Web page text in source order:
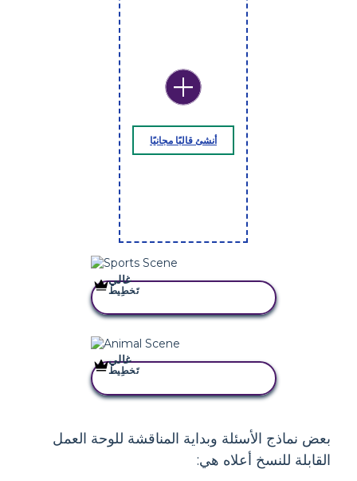
أنشئ قالبًا مجانيًا
انسخ هذه القصة المصورة
غالي
تَخطِيط
انسخ هذه القصة المصورة
غالي
تَخطِيط
بعض نماذج الأسئلة وبداية المناقشة للوحة العمل
القابلة للنسخ أعلاه هي: